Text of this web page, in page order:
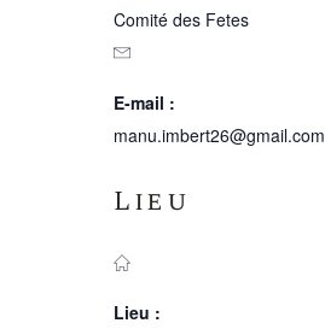
Lieu
Lieu :
Comité des Fetes
E-mail :
manu.imbert26@gmail.com